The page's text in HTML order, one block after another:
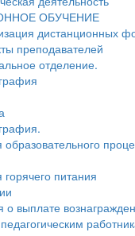
ОБУЧЕНИЕ
дистанционных
преподавателей
отделение.
образовательного
питания
выплате
педагогическим